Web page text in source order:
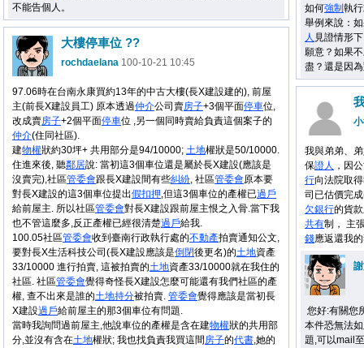
不能告個人。
如何強制 執
舉例來說：
人 見證情形
願意？如果
盡？還是因
大樓停車位 ??
rochdaelana 100-10-21 10:45
97.06時在台南永康買約13年的中古大樓(長X建設建的), 前屋
主(前長X建設員工) 原本透過仲介公司賣房子+3個平面停車位,
改成賣房子+2個平面停車位 ,另一個同時賣給負責這個案子的
仲介(住同社區).
建物權狀約30坪+ 共用部分是94/10000; 土地權狀是50/10000.
住進來後, 聽鄰居說: 當初這3個車位還是屬於長X建設(應該是
沒賣完),社區管委會跟長X建設間有些糾紛, 社區管委會原本要
對長X建設的這3個車位提出假扣押,但這3個車位的產權已過戶
給前屋主. 所以社區管委會對長X建設跟前屋主恨之入骨.當下我
也不管這麼多,反正產權已經很清楚過戶給我.
100.05社區管委會收到臺南行政執行處的不動產拍賣通知公文,
要對長X生活科技公司(長X建設應該是倒閉後更名)的土地資產
33/10000 進行拍賣, 這被拍賣的土地資產33/10000就在我住的
社區. 社區管委會覺得奇怪長X建設怎麼可能還有我們社區的產
權, 查不出來是誰的土地持分被拍賣. 管委會覺得應該是當初長
X建設過戶給前屋主的那3個車位有問題.
當時我詢問過前屋主,他說車位的產權是含在建物權狀的共用部
分,並沒有含在土地權狀; 我也找負責我買這間房子的代書,她的
我與弟弟、
保證人 ，因
行向法院取
司已估價完
欠銀行的貨
共有制， 主
錢應返還我
您好:有關您
本件恐無法
題,可以mail